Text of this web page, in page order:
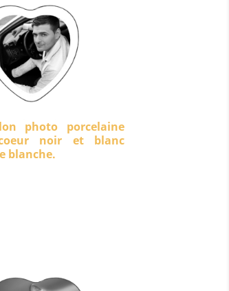
photo porcelaine
noir et blanc
blanche.